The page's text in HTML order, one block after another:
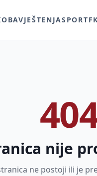
OBAVJEŠTENJASPORT
nije
ne postoji ili je